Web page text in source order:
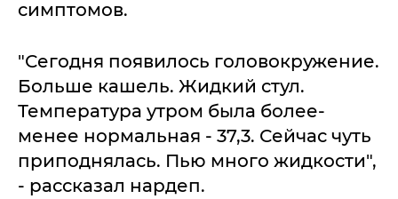
симптомов.
"Сегодня появилось головокружение.
Больше кашель. Жидкий стул.
Температура утром была более-
менее нормальная - 37,3. Сейчас чуть
приподнялась. Пью много жидкости",
- рассказал нардеп.